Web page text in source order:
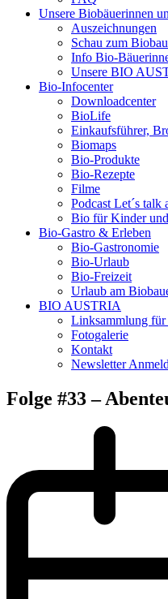
Unsere Biobäuerinnen
Auszeichnungen
Schau zum
Info Bio-
Unsere BIO
Bio-Infocenter
Downloadcenter
BioLife
Einkaufsführer,
Biomaps
Bio-Produkte
Bio-Rezepte
Filme
Podcast Let´s talk
Bio für Kinder
Bio-Gastro & Erleben
Bio-Gastronomie
Bio-Urlaub
Bio-Freizeit
Urlaub am
BIO AUSTRIA
Linksammlung für
Fotogalerie
Kontakt
Newsletter
Folge #33 –